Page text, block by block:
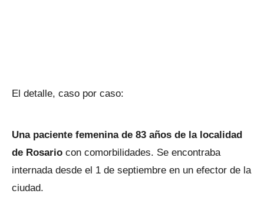
El detalle, caso por caso:
Una paciente femenina de 83 años de la localidad
de Rosario con comorbilidades. Se encontraba
internada desde el 1 de septiembre en un efector de la
ciudad.